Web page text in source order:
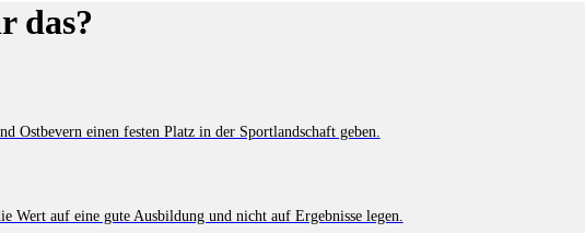
das?
Ostbevern einen festen Platz in der Sportlandschaft geben.
Wert auf eine gute Ausbildung und nicht auf Ergebnisse legen.